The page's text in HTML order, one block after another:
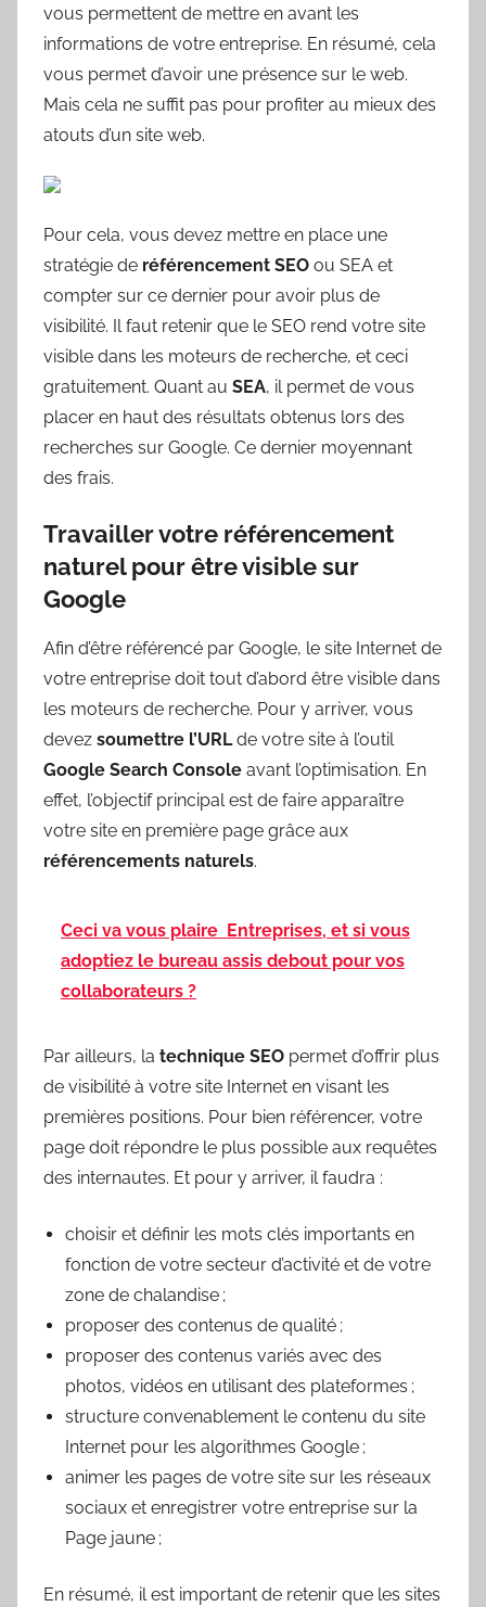
vous permettent de mettre en avant les
informations de votre entreprise. En résumé, cela
vous permet d’avoir une présence sur le web.
Mais cela ne suffit pas pour profiter au mieux des
atouts d’un site web.
Pour cela, vous devez mettre en place une
stratégie de référencement SEO ou SEA et
compter sur ce dernier pour avoir plus de
visibilité. Il faut retenir que le SEO rend votre site
visible dans les moteurs de recherche, et ceci
gratuitement. Quant au SEA, il permet de vous
placer en haut des résultats obtenus lors des
recherches sur Google. Ce dernier moyennant
des frais.
Travailler votre référencement
naturel pour être visible sur
Google
Afin d’être référencé par Google, le site Internet de
votre entreprise doit tout d’abord être visible dans
les moteurs de recherche. Pour y arriver, vous
devez soumettre l’URLde votre site à l’outil
Google Search Console avant l’optimisation. En
effet, l’objectif principal est de faire apparaître
votre site en première page grâce aux
référencements naturels.
Ceci va vous plaire Entreprises, et si vous
adoptiez le bureau assis debout pour vos
collaborateurs ?
Par ailleurs, la technique SEO permet d’offrir plus
de visibilité à votre site Internet en visant les
premières positions. Pour bien référencer, votre
page doit répondre le plus possible aux requêtes
des internautes. Et pour y arriver, il faudra :
choisir et définir les mots clés importants en
fonction de votre secteur d’activité et de votre
zone de chalandise ;
proposer des contenus de qualité ;
proposer des contenus variés avec des
photos, vidéos en utilisant des plateformes ;
structure convenablement le contenu du site
Internet pour les algorithmes Google ;
animer les pages de votre site sur les réseaux
sociaux et enregistrer votre entreprise sur la
Page jaune ;
En résumé, il est important de retenir que les sites